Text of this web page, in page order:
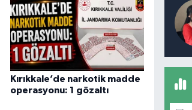
Kırıkkale’de narkotik madde
operasyonu: 1 gözaltı